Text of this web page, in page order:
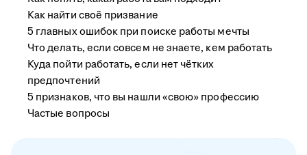
Как найти своё призвание
5 главных ошибок при поиске работы мечты
Что делать, если совсем не знаете, кем работать
Куда пойти работать, если нет чётких
предпочтений
5 признаков, что вы нашли «свою» профессию
Частые вопросы